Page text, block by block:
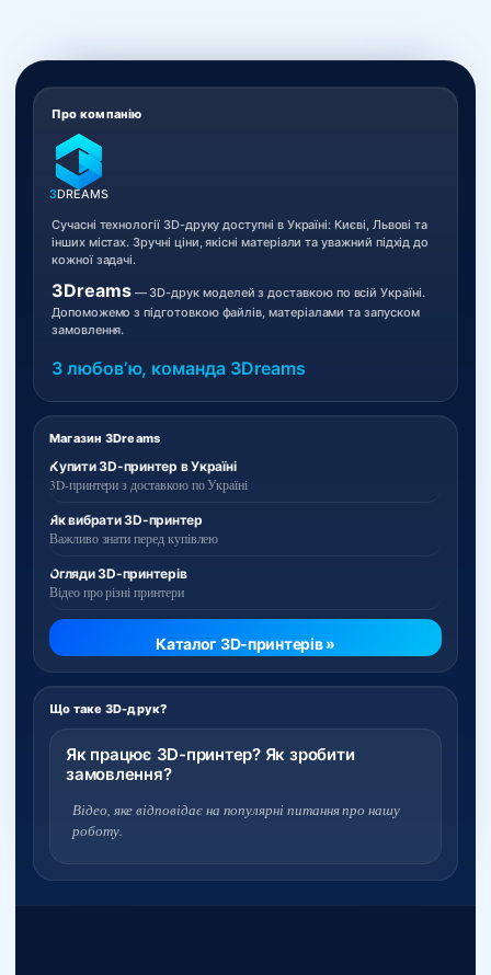
Магазин 3Dreams
Купити 3D-принтер в Україні
3D-принтери з доставкою по Україні
Як вибрати 3D-принтер
Важливо знати перед купівлею
Огляди 3D-принтерів
Відео про різні принтери
Каталог 3D-принтерів »
Що таке 3D-друк?
Як працює 3D-принтер? Як зробити
замовлення?
Відео, яке відповідає на популярні питання про нашу
роботу.
Про компанію
3DREAMS
Сучасні технології 3D-друку доступні в Україні: Києві, Львові та
інших містах. Зручні ціни, якісні матеріали та уважний підхід до
кожної задачі.
3Dreams— 3D-друк моделей з доставкою по всій Україні.
Допоможемо з підготовкою файлів, матеріалами та запуском
замовлення.
З любовʼю, команда 3Dreams